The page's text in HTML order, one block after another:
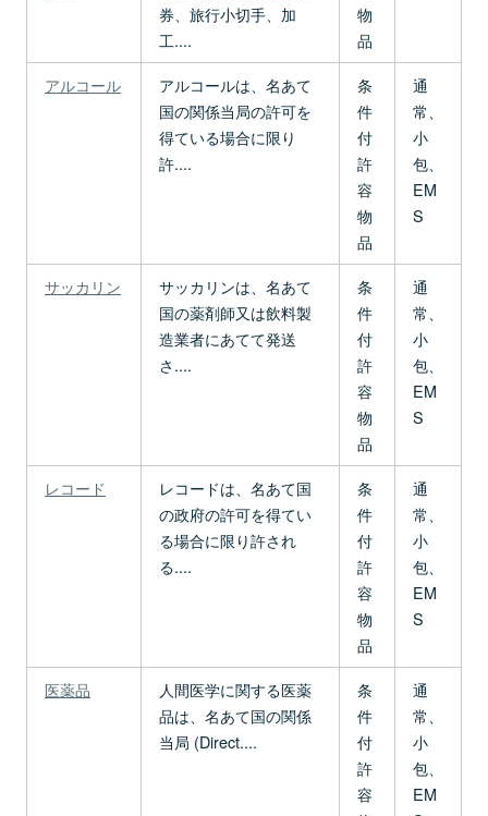
券、旅行小切手、加
工....
物
品
アルコール
アルコールは、名あて
国の関係当局の許可を
得ている場合に限り
許....
条
件
付
許
容
物
品
通
常、
小
包、
EM
S
サッカリン
サッカリンは、名あて
国の薬剤師又は飲料製
造業者にあてて発送
さ....
条
件
付
許
容
物
品
通
常、
小
包、
EM
S
レコード
レコードは、名あて国
の政府の許可を得てい
る場合に限り許され
る....
条
件
付
許
容
物
品
通
常、
小
包、
EM
S
医薬品
人間医学に関する医薬
品は、名あて国の関係
当局 (Direct....
条
件
付
許
容
通
常、
小
包、
EM